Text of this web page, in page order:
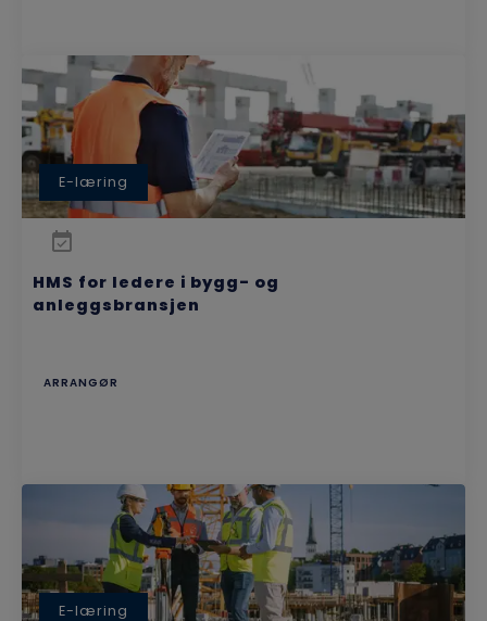
E-læring
HMS for ledere i bygg- og
anleggsbransjen
ARRANGØR
E-læring